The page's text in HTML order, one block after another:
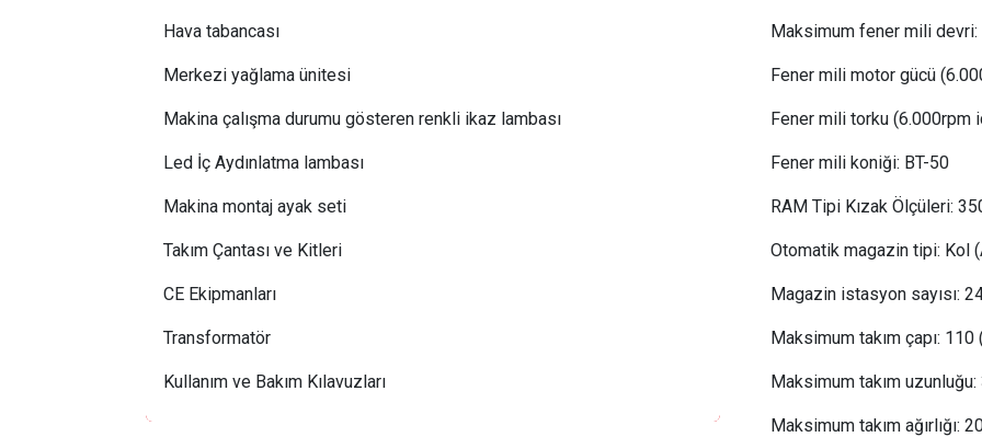
Hava tabancası
Merkezi yağlama ünitesi
Makina çalışma durumu gösteren renkli ikaz lambası
Led İç Aydınlatma lambası
Makina montaj ayak seti
Takım Çantası ve Kitleri
CE Ekipmanları
Transformatör
Kullanım ve Bakım Kılavuzları
Maksimum fener mili devri:
Fener mili motor gücü
Fener mili torku (6.000rpm
Fener mili koniği: BT-50
RAM Tipi Kızak Ölçüleri:
Otomatik magazin tipi: Kol
Magazin istasyon sayısı:
Maksimum takım çapı: 110
Maksimum takım uzunluğu:
Maksimum takım ağırlığı: